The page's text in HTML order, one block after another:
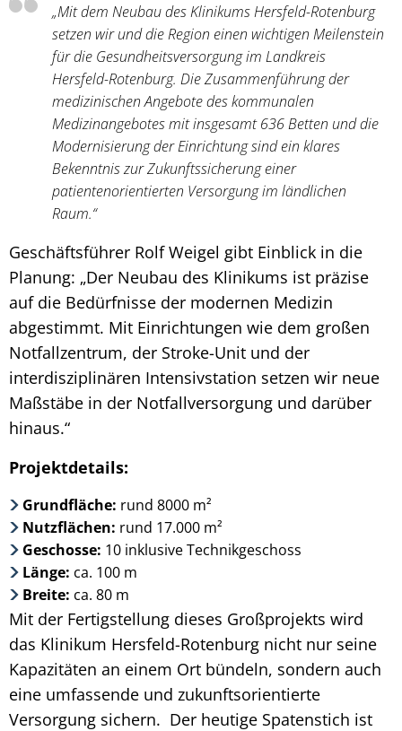
„Mit dem Neubau des Klinikums Hersfeld-Rotenburg
setzen wir und die Region einen wichtigen Meilenstein
für die Gesundheitsversorgung im Landkreis
Hersfeld-Rotenburg. Die Zusammenführung der
medizinischen Angebote des kommunalen
Medizinangebotes mit insgesamt 636 Betten und die
Modernisierung der Einrichtung sind ein klares
Bekenntnis zur Zukunftssicherung einer
patientenorientierten Versorgung im ländlichen
Raum.“
Geschäftsführer Rolf Weigel gibt Einblick in die
Planung: „Der Neubau des Klinikums ist präzise
auf die Bedürfnisse der modernen Medizin
abgestimmt. Mit Einrichtungen wie dem großen
Notfallzentrum, der Stroke-Unit und der
interdisziplinären Intensivstation setzen wir neue
Maßstäbe in der Notfallversorgung und darüber
hinaus.“
Projektdetails:
Grundfläche: rund 8000 m²
Nutzflächen: rund 17.000 m²
Geschosse: 10 inklusive Technikgeschoss
Länge: ca. 100 m
Breite: ca. 80 m
Mit der Fertigstellung dieses Großprojekts wird
das Klinikum Hersfeld-Rotenburg nicht nur seine
Kapazitäten an einem Ort bündeln, sondern auch
eine umfassende und zukunftsorientierte
Versorgung sichern. Der heutige Spatenstich ist